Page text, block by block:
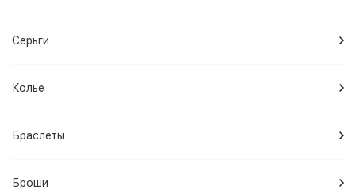
Серьги
Колье
Браслеты
Броши